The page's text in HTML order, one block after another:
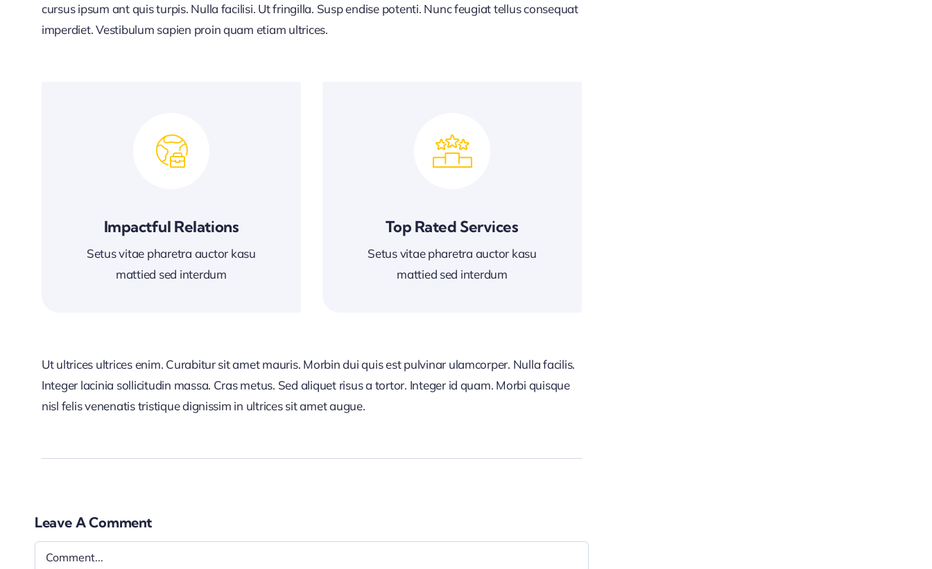
cursus ipsum ant quis turpis. Nulla facilisi. Ut fringilla. Susp endise potenti. Nunc feugiat tellus consequat
imperdiet. Vestibulum sapien proin quam etiam ultrices.
Impactful Relations
Setus vitae pharetra auctor kasu
mattied sed interdum
Top Rated Services
Setus vitae pharetra auctor kasu
mattied sed interdum
Ut ultrices ultrices enim. Curabitur sit amet mauris. Morbin dui quis est pulvinar ulamcorper. Nulla facilis.
Integer lacinia sollicitudin massa. Cras metus. Sed aliquet risus a tortor. Integer id quam. Morbi quisque
nisl felis venenatis tristique dignissim in ultrices sit amet augue.
Leave A Comment
Comment